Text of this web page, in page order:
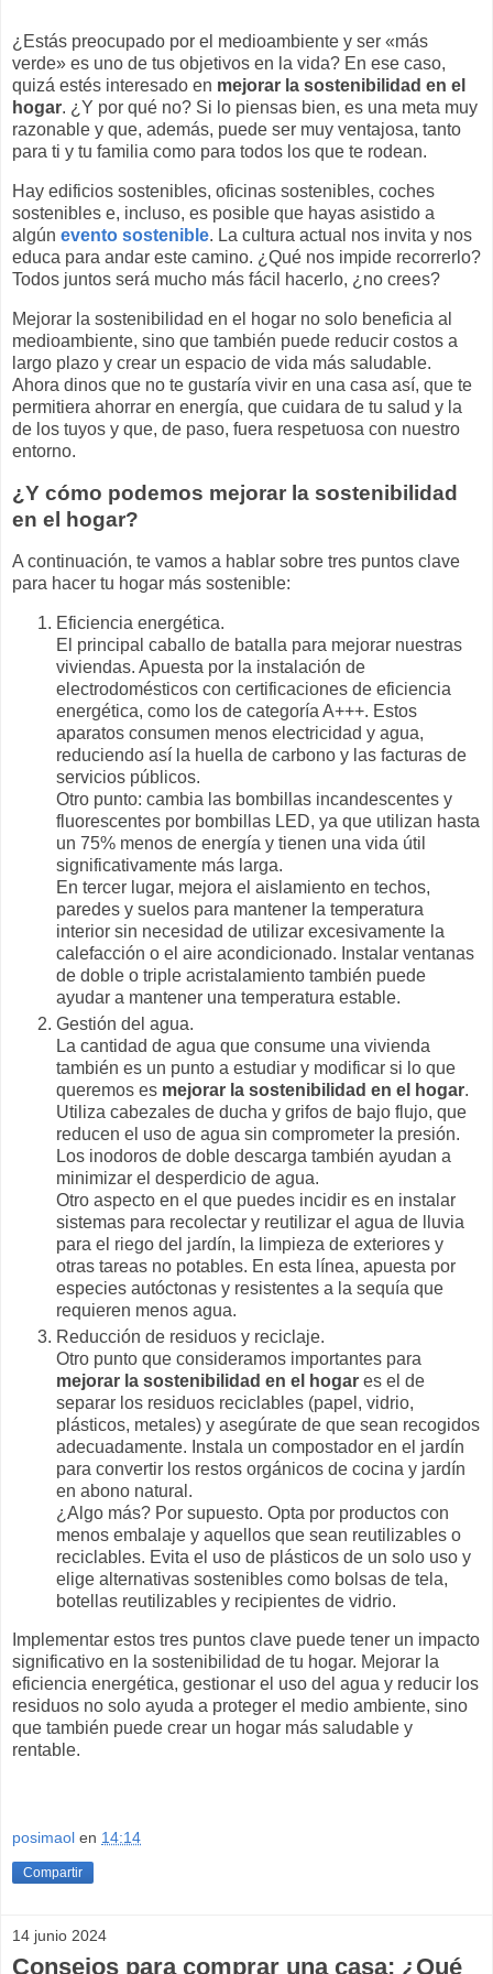
¿Estás preocupado por el medioambiente y ser «más
verde» es uno de tus objetivos en la vida? En ese caso,
quizá estés interesado en mejorar la sostenibilidad en el
hogar. ¿Y por qué no? Si lo piensas bien, es una meta muy
razonable y que, además, puede ser muy ventajosa, tanto
para ti y tu familia como para todos los que te rodean.
Hay edificios sostenibles, oficinas sostenibles, coches
sostenibles e, incluso, es posible que hayas asistido a
algún evento sostenible. La cultura actual nos invita y nos
educa para andar este camino. ¿Qué nos impide recorrerlo?
Todos juntos será mucho más fácil hacerlo, ¿no crees?
Mejorar la sostenibilidad en el hogar no solo beneficia al
medioambiente, sino que también puede reducir costos a
largo plazo y crear un espacio de vida más saludable.
Ahora dinos que no te gustaría vivir en una casa así, que te
permitiera ahorrar en energía, que cuidara de tu salud y la
de los tuyos y que, de paso, fuera respetuosa con nuestro
entorno.
¿Y cómo podemos mejorar la sostenibilidad
en el hogar?
A continuación, te vamos a hablar sobre tres puntos clave
para hacer tu hogar más sostenible:
Eficiencia energética.
El principal caballo de batalla para mejorar nuestras
viviendas. Apuesta por la instalación de
electrodomésticos con certificaciones de eficiencia
energética, como los de categoría A+++. Estos
aparatos consumen menos electricidad y agua,
reduciendo así la huella de carbono y las facturas de
servicios públicos.
Otro punto: cambia las bombillas incandescentes y
fluorescentes por bombillas LED, ya que utilizan hasta
un 75% menos de energía y tienen una vida útil
significativamente más larga.
En tercer lugar, mejora el aislamiento en techos,
paredes y suelos para mantener la temperatura
interior sin necesidad de utilizar excesivamente la
calefacción o el aire acondicionado. Instalar ventanas
de doble o triple acristalamiento también puede
ayudar a mantener una temperatura estable.
Gestión del agua.
La cantidad de agua que consume una vivienda
también es un punto a estudiar y modificar si lo que
queremos es mejorar la sostenibilidad en el hogar.
Utiliza cabezales de ducha y grifos de bajo flujo, que
reducen el uso de agua sin comprometer la presión.
Los inodoros de doble descarga también ayudan a
minimizar el desperdicio de agua.
Otro aspecto en el que puedes incidir es en instalar
sistemas para recolectar y reutilizar el agua de lluvia
para el riego del jardín, la limpieza de exteriores y
otras tareas no potables. En esta línea, apuesta por
especies autóctonas y resistentes a la sequía que
requieren menos agua.
Reducción de residuos y reciclaje.
Otro punto que consideramos importantes para
mejorar la sostenibilidad en el hogar es el de
separar los residuos reciclables (papel, vidrio,
plásticos, metales) y asegúrate de que sean recogidos
adecuadamente. Instala un compostador en el jardín
para convertir los restos orgánicos de cocina y jardín
en abono natural.
¿Algo más? Por supuesto. Opta por productos con
menos embalaje y aquellos que sean reutilizables o
reciclables. Evita el uso de plásticos de un solo uso y
elige alternativas sostenibles como bolsas de tela,
botellas reutilizables y recipientes de vidrio.
Implementar estos tres puntos clave puede tener un impacto
significativo en la sostenibilidad de tu hogar. Mejorar la
eficiencia energética, gestionar el uso del agua y reducir los
residuos no solo ayuda a proteger el medio ambiente, sino
que también puede crear un hogar más saludable y
rentable.
posimaol en 14:14
Compartir
14 junio 2024
Consejos para comprar una casa: ¿Qué